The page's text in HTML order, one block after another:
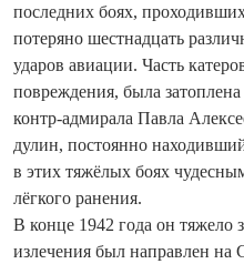
последних боях,
потеряно шестнадцать
ударов авиации. Часть
повреждения, была
контр-адмирала Павла
дулин, постоянно
в этих тяжёлых боях
лёгкого ранения.
В конце 1942 года он тяжело
излечения был направлен